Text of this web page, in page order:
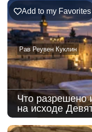
Рав Реувен Куклин
Add to my Favorites
Что разрешено
на исходе